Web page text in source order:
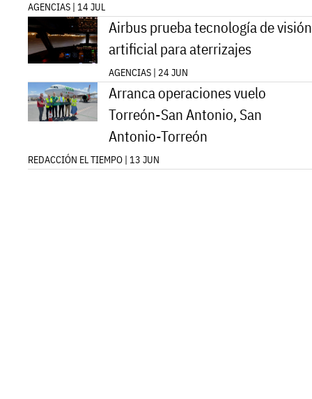
AGENCIAS | 14 JUL
Airbus prueba tecnología de visión
artificial para aterrizajes
AGENCIAS | 24 JUN
Arranca operaciones vuelo
Torreón-San Antonio, San
Antonio-Torreón
REDACCIÓN EL TIEMPO | 13 JUN